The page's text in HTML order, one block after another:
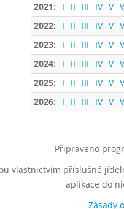
2021:
I II III IV V
2022:
I II III IV V
2023:
I II III IV V
2024:
I II III IV V
2025:
I II III IV V
2026:
I II III IV V
Připraveno
vlastnictvím příslušné
aplikace do
Zásady